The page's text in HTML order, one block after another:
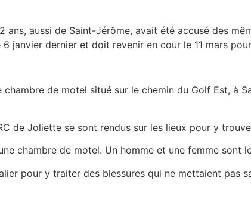
ans, aussi de Saint-Jérôme, avait été accusé des
janvier dernier et doit revenir en cour le 11 mars
de motel situé sur le chemin du Golf Est, à
de Joliette se sont rendus sur les lieux pour y
chambre de motel. Un homme et une femme sont
pour y traiter des blessures qui ne mettaient pas